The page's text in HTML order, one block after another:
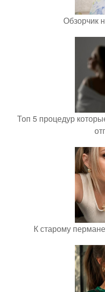
Обзорчик
Топ 5 процедур
К старому